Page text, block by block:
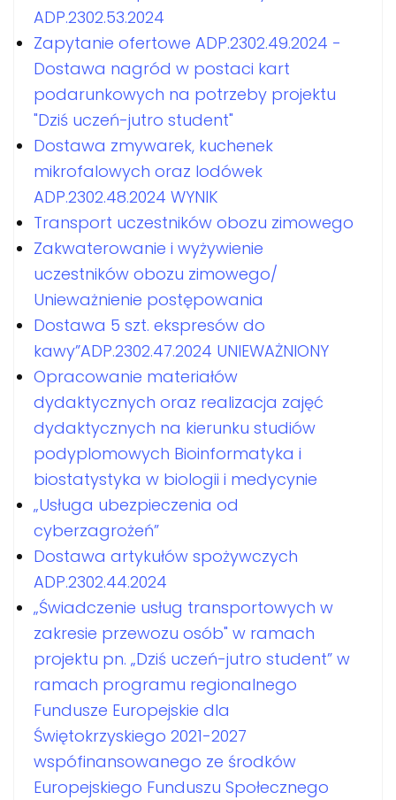
ADP.2302.53.2024
Zapytanie ofertowe ADP.2302.49.2024 -
Dostawa nagród w postaci kart
podarunkowych na potrzeby projektu
"Dziś uczeń-jutro student"
Dostawa zmywarek, kuchenek
mikrofalowych oraz lodówek
ADP.2302.48.2024 WYNIK
Transport uczestników obozu zimowego
Zakwaterowanie i wyżywienie
uczestników obozu zimowego/
Unieważnienie postępowania
Dostawa 5 szt. ekspresów do
kawy”ADP.2302.47.2024 UNIEWAŻNIONY
Opracowanie materiałów
dydaktycznych oraz realizacja zajęć
dydaktycznych na kierunku studiów
podyplomowych Bioinformatyka i
biostatystyka w biologii i medycynie
„Usługa ubezpieczenia od
cyberzagrożeń”
Dostawa artykułów spożywczych
ADP.2302.44.2024
„Świadczenie usług transportowych w
zakresie przewozu osób" w ramach
projektu pn. „Dziś uczeń-jutro student” w
ramach programu regionalnego
Fundusze Europejskie dla
Świętokrzyskiego 2021-2027
wspófinansowanego ze środków
Europejskiego Funduszu Społecznego